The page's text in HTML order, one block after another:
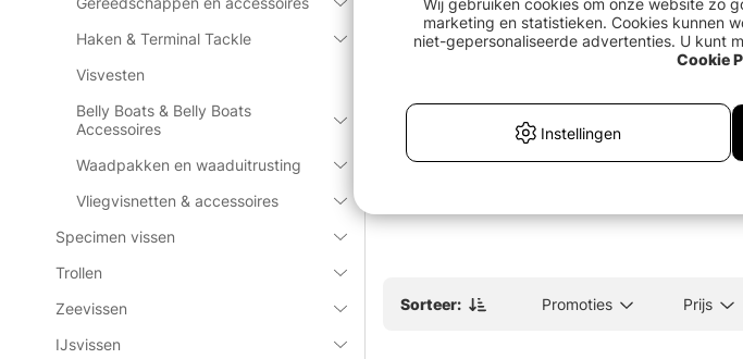
Haken & Terminal Tackle
Visvesten
Belly Boats & Belly Boats
Accessoires
Waadpakken en waaduitrusting
Vliegvisnetten & accessoires
Specimen vissen
Trollen
Zeevissen
IJsvissen
O´Pros 3rd Hand Rod Holder
€35.90
Söder Tackle Measure Tape
Rapala
Sorteer: Promoties Prijs
Wij gebruiken cookies om onze website zo
marketing en statistieken. Cookies kunnen
niet-gepersonaliseerde advertenties. U kunt
Cookie
Instellingen